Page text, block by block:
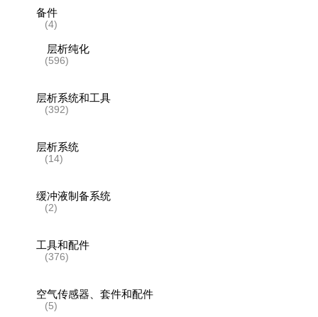
备件
(4)
层析纯化
(596)
层析系统和工具
(392)
层析系统
(14)
缓冲液制备系统
(2)
工具和配件
(376)
空气传感器、套件和配件
(5)